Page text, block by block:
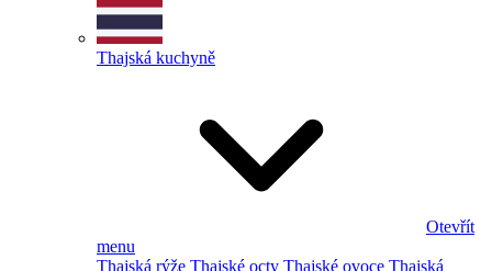
Thajská kuchyně
Otevřít
menu
Thajská rýže Thajské octy Thajské ovoce Thajská